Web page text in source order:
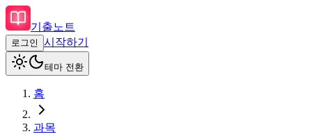
기출노트
로그인 시작하기
테마 전환
홈
과목